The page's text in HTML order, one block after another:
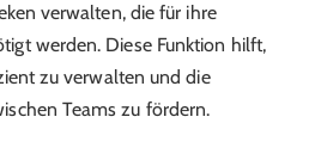
verwalten, die für ihre
werden. Diese Funktion hilft,
zu verwalten und die
Teams zu fördern.